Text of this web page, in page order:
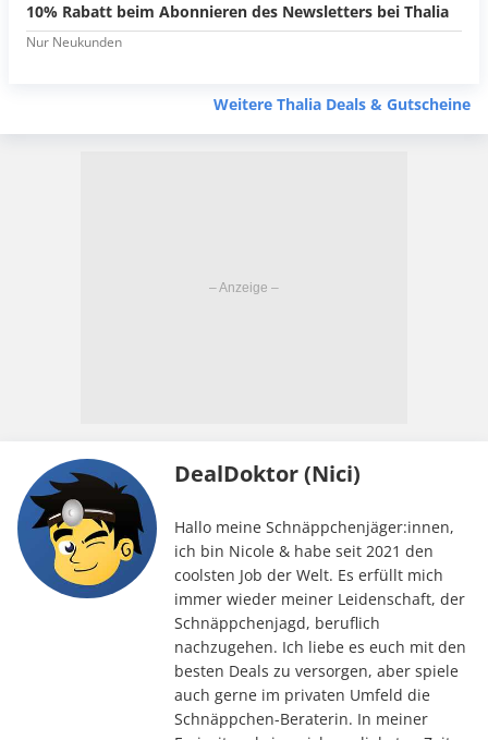
10% Rabatt beim Abonnieren des Newsletters bei Thalia
Nur Neukunden
Weitere Thalia Deals & Gutscheine
DealDoktor (Nici)
Hallo meine Schnäppchenjäger:innen,
ich bin Nicole & habe seit 2021 den
coolsten Job der Welt. Es erfüllt mich
immer wieder meiner Leidenschaft, der
Schnäppchenjagd, beruflich
nachzugehen. Ich liebe es euch mit den
besten Deals zu versorgen, aber spiele
auch gerne im privaten Umfeld die
Schnäppchen-Beraterin. In meiner